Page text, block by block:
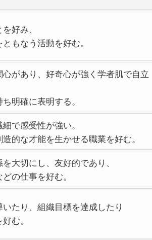
好み、
もなう活動を好む。
があり、好奇心が強く学者肌で自立
明確に表明する。
で感受性が強い。
的な才能を生かせる職業を好む。
大切にし、友好的であり、
の仕事を好む。
たり、組織目標を達成したり
む。